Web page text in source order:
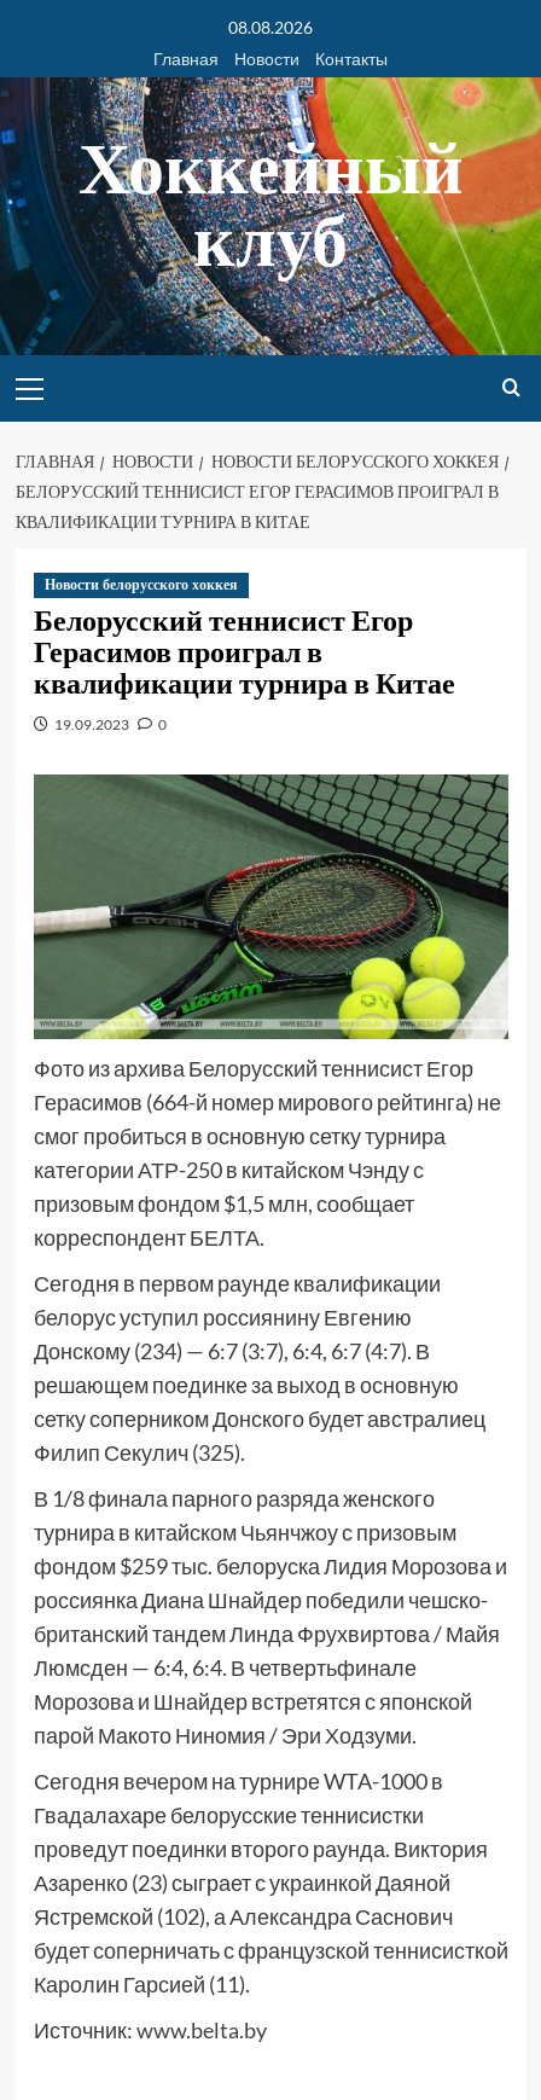
08.08.2026
Главная
Новости Контакты
Хоккейный
клуб
ГЛАВНАЯ НОВОСТИ
НОВОСТИ БЕЛОРУССКОГО ХОККЕЯ
БЕЛОРУССКИЙ ТЕННИСИСТ ЕГОР ГЕРАСИМОВ ПРОИГРАЛ В
КВАЛИФИКАЦИИ ТУРНИРА В КИТАЕ
Новости белорусского хоккея
Белорусский теннисист Егор
Герасимов проиграл в
квалификации турнира в Китае
19.09.2023 0
Фото из архива Белорусский теннисист Егор
Герасимов (664-й номер мирового рейтинга) не
смог пробиться в основную сетку турнира
категории АТР-250 в китайском Чэнду с
призовым фондом $1,5 млн, сообщает
корреспондент БЕЛТА.
Сегодня в первом раунде квалификации
белорус уступил россиянину Евгению
Донскому (234) — 6:7 (3:7), 6:4, 6:7 (4:7). В
решающем поединке за выход в основную
сетку соперником Донского будет австралиец
Филип Секулич (325).
В 1/8 финала парного разряда женского
турнира в китайском Чьянчжоу с призовым
фондом $259 тыс. белоруска Лидия Морозова и
россиянка Диана Шнайдер победили чешско-
британский тандем Линда Фрухвиртова / Майя
Люмсден — 6:4, 6:4. В четвертьфинале
Морозова и Шнайдер встретятся с японской
парой Макото Ниномия / Эри Ходзуми.
Сегодня вечером на турнире WTA-1000 в
Гвадалахаре белорусские теннисистки
проведут поединки второго раунда. Виктория
Азаренко (23) сыграет с украинкой Даяной
Ястремской (102), а Александра Саснович
будет соперничать с французской теннисисткой
Каролин Гарсией (11).
Источник:www.belta.by